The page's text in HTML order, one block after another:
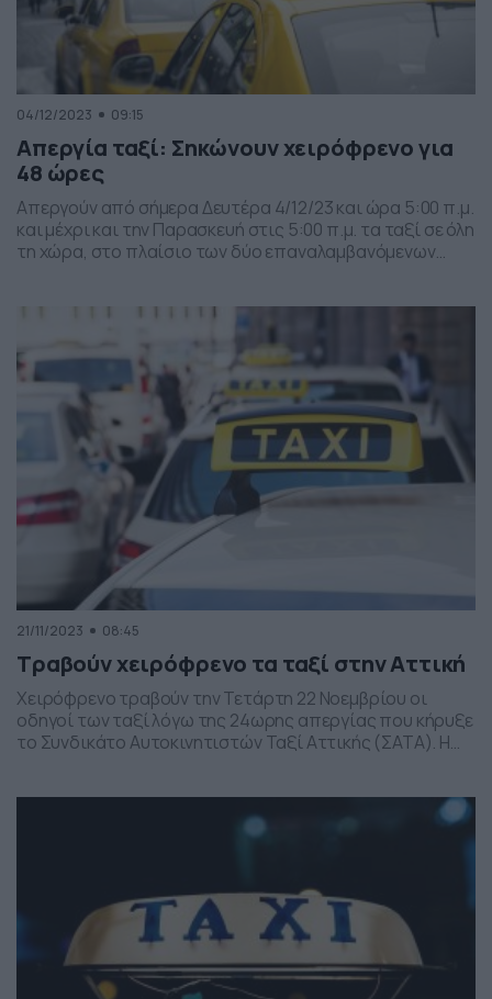
04/12/2023 09:15
Απεργία ταξί: Σηκώνουν χειρόφρενο για
48 ώρες
Απεργούν από σήμερα Δευτέρα 4/12/23 και ώρα 5:00 π.μ.
και μέχρι και την Παρασκευή στις 5:00 π.μ. τα ταξί σε όλη
τη χώρα, στο πλαίσιο των δύο επαναλαμβανόμενων
(Π.Ο.Ε.Ι.Α.Τ.Α), αντιδρώντας στο φορολογικό
νομοσχέδιο. Οι ιδιοκτήτες ταξί της Αττικής θα
απεργήσουν στις 5 και 6 […]
21/11/2023 08:45
Τραβούν χειρόφρενο τα ταξί στην Αττική
Χειρόφρενο τραβούν την Τετάρτη 22 Νοεμβρίου οι
οδηγοί των ταξί λόγω της 24ωρης απεργίας που κήρυξε
το Συνδικάτο Αυτοκινητιστών Ταξί Αττικής (ΣΑΤΑ). Η
συγκέντρωση την ίδια ημέρα στα […]